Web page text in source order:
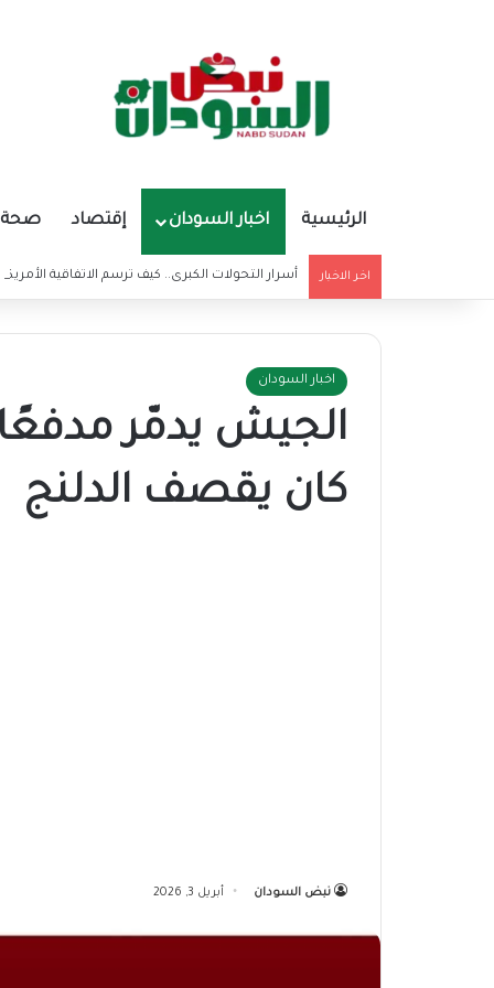
الرئيسية اخبار السودان إقتصاد صحة
اخر الاخبار أسرار التحولات الكبرى.. كيف ترسم الاتفاقية
اخبار السودان
الجيش يدمّر مدفعًا
كان يقصف الدلنج
نبض السودان أبريل 3, 2026